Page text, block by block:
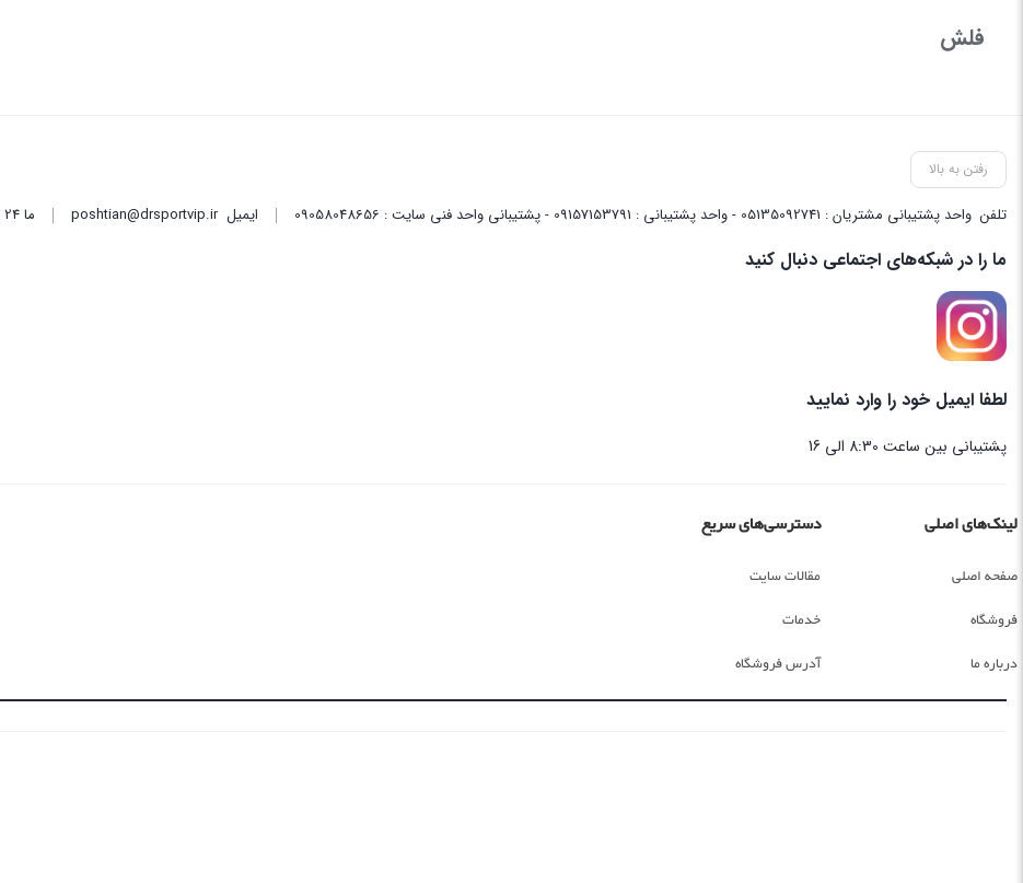
فلش
رفتن به بالا
تلفن واحد پشتیبانی مشتریان : 05135092741 - واحد پشتیبانی : 09157153791 - پشتیبانی واحد فنی سایت : 09058048656 ایمیلposhtian@drsportvip.ir ما 24 ساعته 7 روز هفته پاسخگوی شما هستیم.
ما را در شبکه‌های اجتماعی دنبال کنید
لطفا ایمیل خود را وارد نمایید
پشتیبانی بین ساعت 8:30 الی 16
لینک‌های اصلی
صفحه اصلی
فروشگاه
درباره ما
دسترسی‌های سریع
مقالات سایت
خدمات
آدرس فروشگاه